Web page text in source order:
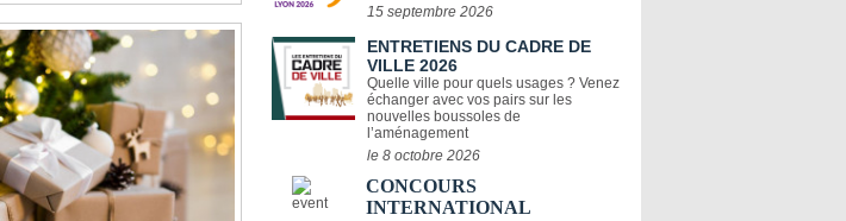
15 septembre 2026
ENTRETIENS DU CADRE DE
VILLE 2026
Quelle ville pour quels usages ? Venez
échanger avec vos pairs sur les
nouvelles boussoles de
l’aménagement
le 8 octobre 2026
CONCOURS
INTERNATIONAL